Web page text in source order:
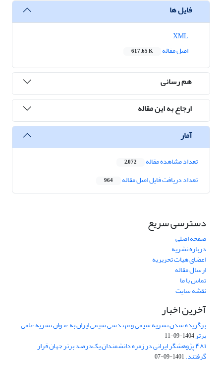
فایل ها
اصل مقاله
617.65 K
هم رسانی
ارجاع به این مقاله
آمار
تعداد مشاهده مقاله 2,072
تعداد دریافت فایل اصل مقاله 964
دسترسی سریع
صفحه اصلی
درباره نشریه
اعضای هیات تحریریه
ارسال مقاله
تماس با ما
نقشه سایت
آخرین اخبار
برگزیده شدن نشریه شیمی و مهندسی شیمی ایران به عنوان نشریه علمی
برتر1404-09-11
۴۸۱ پژوهشگر ایرانی در زمره دانشمندان یک‌درصد برتر جهان قرار
گرفتند.1401-09-07